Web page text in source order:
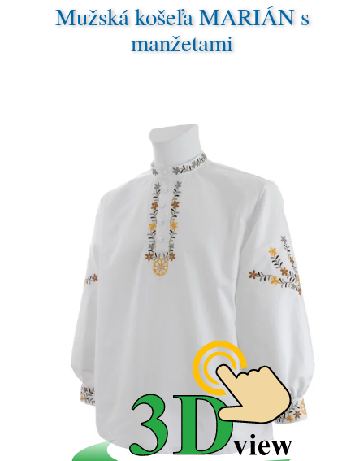
Mužská košeľa MARIÁN s
manžetami
kysuckých ľudí sa nepochybne odzrkadlila aj v
ľudovom odeve - v kroji.
Kysucký mužský kroj - Raková a
Oščadnica
Obec Raková susedí s mestom Čadca a preto jeho
vplyv sa prejavil aj na jej ľudovom kroji. Ženy tu veľmi
rady šili z bavlny - košele pre mužov. V dvadsiatych
až tridsiatych rokoch minulého storočia sa bavlnená
látky bežne používala na celom Slovensku. Teda aj v
Rakovej a Oščadnici z neho šili nádherné košele a
rukávce. Kysucké mužské košele boli vyšívané
kvetinovým motívom väčšinou len na hrudi a limci.
Mužský kroj Raková
Kysucké mužské kroje boli pomerne jednoduché,
predovšetkým z bavlny a pracovné odevy z
domáceho plátna. Plstenné klobúky ochránili pred
prudkým slnkom ale aj pred dažďom. V bežných
dňoch si muži neobliekali vyšívané ľudové košele. Tie
boli určené na nedeľu do kostola alebo na slávnostné
príležitosti. Košele boli vyšívané pestrofarebnou